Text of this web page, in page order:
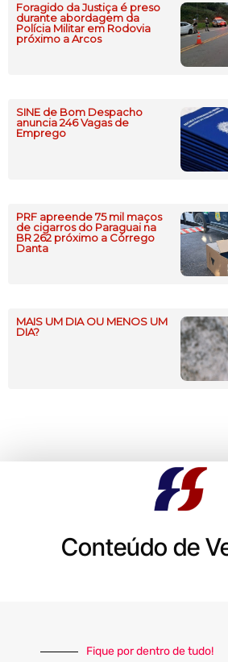
Foragido da Justiça é preso
durante abordagem da
Polícia Militar em Rodovia
próximo a Arcos
SINE de Bom Despacho
anuncia 246 Vagas de
Emprego
PRF apreende 75 mil maços
de cigarros do Paraguai na
BR 262 próximo a Córrego
Danta
MAIS UM DIA OU MENOS UM
DIA?
Conteúdo de
Fique por dentro de tudo!